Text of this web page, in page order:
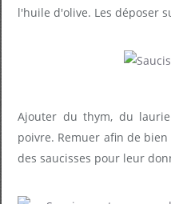
l'huile d'olive. Les déposer
Ajouter du thym, du
poivre. Remuer afin de
des saucisses pour leur